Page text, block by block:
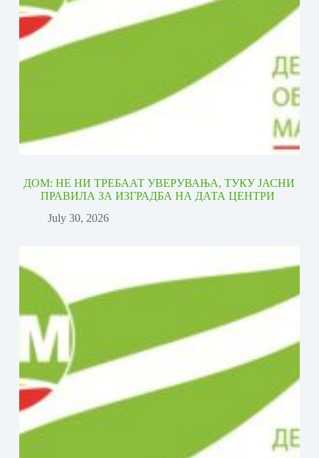
ДОМ: НЕ НИ ТРЕБААТ УВЕРУВАЊА, ТУКУ ЈАСНИ
ПРАВИЛА ЗА ИЗГРАДБА НА ДАТА ЦЕНТРИ
July 30, 2026